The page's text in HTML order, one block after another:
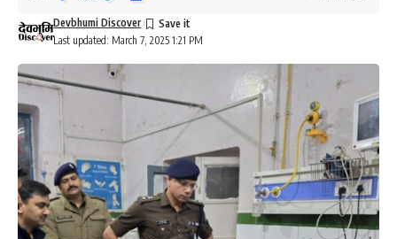
Last updated: March 7, 2025 1:21 PM
Devbhumi Discover